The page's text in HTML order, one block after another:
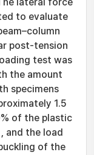
to evaluate
post-tension
test was
the amount
specimens
1.5
of the plastic
and the load
of the